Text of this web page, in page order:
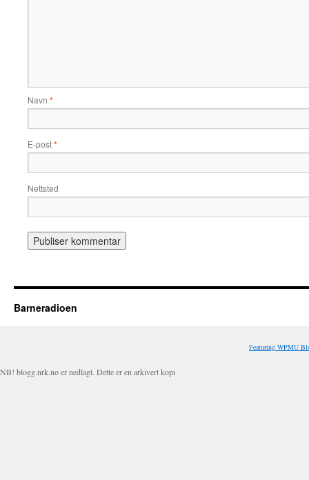
Navn *
E-post*
Nettsted
Barneradioen
Featuring WPMU
NB! blogg.nrk.no er nedlagt. Dette er en arkivert kopi